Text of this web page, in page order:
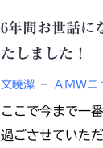
6年間お世話に
たしました！
文暁潔 – ＡＭＷニ
ここで今まで一
過ごさせていた